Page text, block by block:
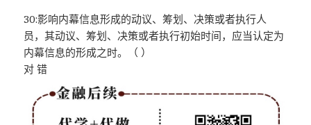
30:影响内幕信息形成的动议、筹划、决策或者执行人
员，其动议、筹划、决策或者执行初始时间，应当认定为
内幕信息的形成之时。（ ）
对 错